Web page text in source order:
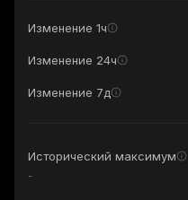
Изменение 1ч
Изменение 24ч
Изменение 7д
Исторический максимум
-